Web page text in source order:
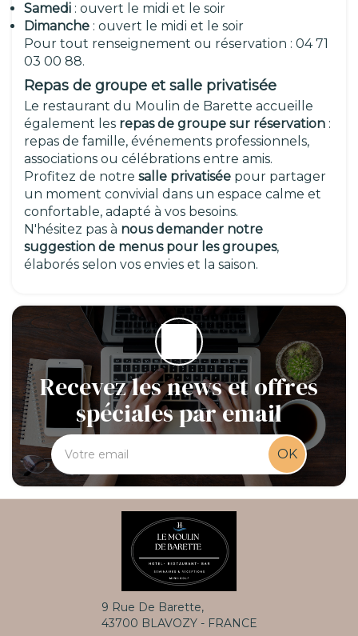
Samedi : ouvert le midi et le soir
Dimanche : ouvert le midi et le soir
Pour tout renseignement ou réservation : 04 71
03 00 88.
Repas de groupe et salle privatisée
Le restaurant du Moulin de Barette accueille
également les repas de groupe sur réservation :
repas de famille, événements professionnels,
associations ou célébrations entre amis.
Profitez de notre salle privatisée pour partager
un moment convivial dans un espace calme et
confortable, adapté à vos besoins.
N'hésitez pas à nous demander notre
suggestion de menus pour les groupes,
élaborés selon vos envies et la saison.
Recevez les news et offres
spéciales par email
OK
9 Rue De Barette,
43700 BLAVOZY - FRANCE